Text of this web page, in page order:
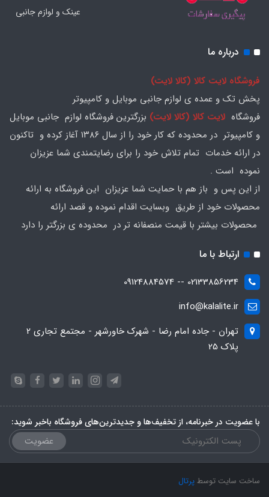
عینک و لوازم جانبی
درباره ما
فروشگاه لایت کالا (کالا لایت)
پخش تک و عمده ی لوازم جانبی موبایل و کامپیوتر
فروشگاه لایت کالا (کالا لایت) بزرگترین فروشگاه لوازم جانبی موبایل
و کامپیوتر در محدوده که کار خود را از سال ۱۳۸۶ آغاز کرده و تاکنون
در ارائه خدمات تمام تلاش خود را برای رضایتمندی شما عزیزان
نموده است .
از این پس و باز هم با حمایت شما عزیزان این فروشگاه به ارائه
محصولات خود از طریق وبسایت اقدام نموده و قصد ارائه
محصولات بیشتر با قیمت منصفانه تر در محدوده ی بزرگتر را دارد
ارتباط با ما
02133856234 -- 09124884574
info@kalalite.ir
تهران - جاده امام رضا - شهرک خاورشهر - مجتمع تجاری 2
پلاک 25
با عضویت در خبرنامه، از تخفیف‌ها و جدیدترین‌های فروشگاه باخبر شوید:
عضویت
ساخت سایت توسطپرتال